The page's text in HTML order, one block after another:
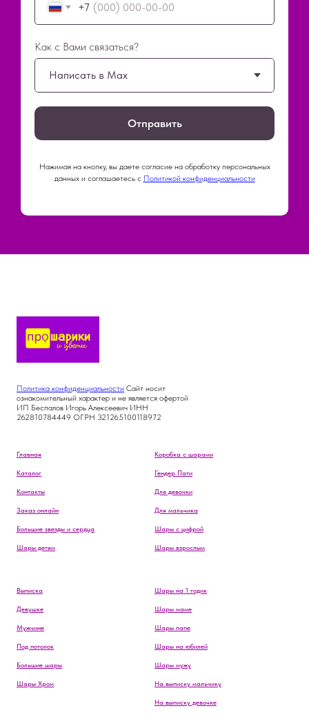
+7
Как с Вами связаться?
Отправить
Нажимая на кнопку, вы даете согласие на обработку персональных
данных и соглашаетесь c Политикой конфиденциальности
Политика конфиденциальности Сайт носит
ознакомительный характер и не является офертой
ИП Беспалов Игорь Алексеевич ИНН
262810784449 ОГРН 321265100118972
Главная
Каталог
Контакты
Заказ онлайн
Большие звезды и сердца
Шары детям
Коробка с шарами
Гендер Пати
Для девочки
Для мальчика
Шары с цифрой
Шары взрослым
Выписка
Девушке
Мужчине
Под потолок
Большие шары
Шары Хром
Шары на 1 годик
Шары маме
Шары папе
Шары на юбилей
Шары мужу
На выписку мальчику
На выписку девочке